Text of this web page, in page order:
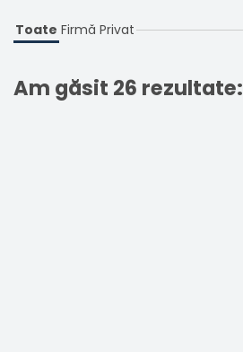
Toate Firmă Privat
Am găsit 26 rezultate: